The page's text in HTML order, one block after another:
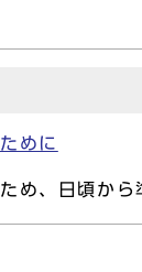
めに
め、日頃か